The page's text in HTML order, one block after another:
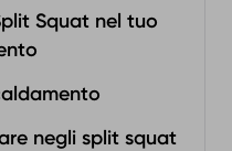
Squat nel tuo
negli split squat